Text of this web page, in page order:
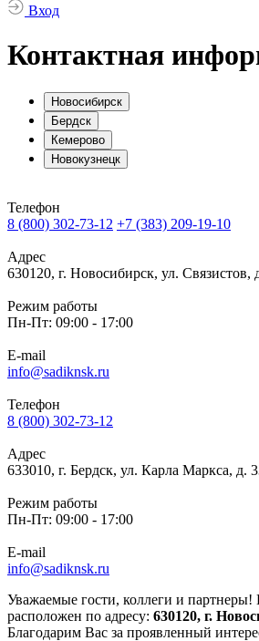
Вход
Контактная
Новосибирск
Бердск
Кемерово
Новокузнецк
Телефон
8 (800) 302-73-12 +7 (383) 209-19-10
Адрес
630120, г. Новосибирск, ул. Связистов,
Режим работы
Пн-Пт: 09:00 - 17:00
E-mail
info@sadiknsk.ru
Телефон
8 (800) 302-73-12
Адрес
633010, г. Бердск, ул. Карла Маркса, д.
Режим работы
Пн-Пт: 09:00 - 17:00
E-mail
info@sadiknsk.ru
Уважаемые гости, коллеги и
расположен по адресу: 630120, г.
Благодарим Вас за проявленный